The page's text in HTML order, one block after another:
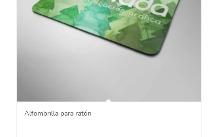
Alfombrilla para ratón